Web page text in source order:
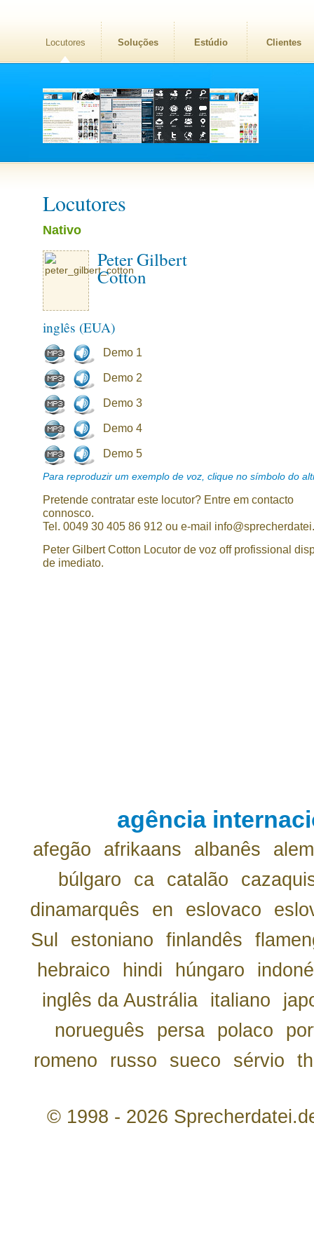
Locutores Soluções Estúdio Clientes
Locutores
Nativo
Peter Gilbert
Cotton
inglês (EUA)
Demo 1
Demo 2
Demo 3
Demo 4
Demo 5
Para reproduzir um exemplo de voz, clique no símbolo do
Pretende contratar este locutor? Entre em contacto
connosco.
Tel. 0049 30 405 86 912 ou e-mail
Peter Gilbert Cotton Locutor de voz off profissional
de imediato.
agência
afegão afrikaans albanês
búlgaro
ca catalão
dinamarquês
en eslovaco
Sul
estoniano finlandês
hebraico
hindi húngaro
inglês da Austrália
italiano
norueguês
persa polaco
romeno
russo sueco sérvio th
© 1998 - 2026